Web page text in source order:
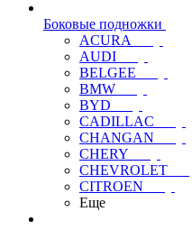
Боковые подножки
ACURA
AUDI
BELGEE
BMW
BYD
CADILLAC
CHANGAN
CHERY
CHEVROLET
CITROEN
Еще